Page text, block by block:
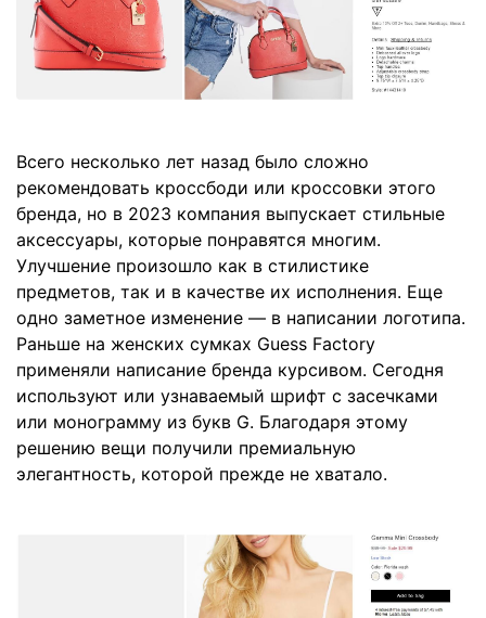
Всего несколько лет назад было сложно
рекомендовать кроссбоди или кроссовки этого
бренда, но в 2023 компания выпускает стильные
аксессуары, которые понравятся многим.
Улучшение произошло как в стилистике
предметов, так и в качестве их исполнения. Еще
одно заметное изменение — в написании логотипа.
Раньше на женских сумках Guess Factory
применяли написание бренда курсивом. Сегодня
используют или узнаваемый шрифт с засечками
или монограмму из букв G. Благодаря этому
решению вещи получили премиальную
элегантность, которой прежде не хватало.